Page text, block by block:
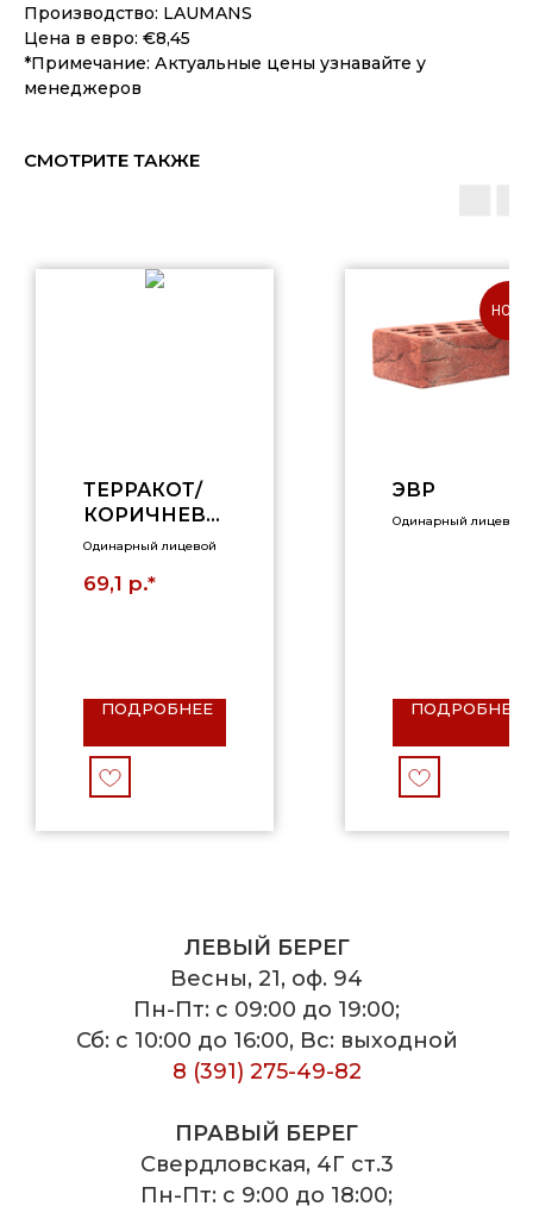
Производство: LAUMANS
Цена в евро: €8,45
*Примечание: Актуальные цены узнавайте у
менеджеров
СМОТРИТЕ ТАКЖЕ
ТЕРРАКОТ/
КОРИЧНЕВЫ
Й, 1НФ,
Одинарный лицевой
69,1 р.*
ПОДРОБНЕЕ
ЭВР
Одинарный лицевой
ПОДРОБНЕЕ
ЛЕВЫЙ БЕРЕГ
Весны, 21, оф. 94
Пн-Пт: с 09:00 до 19:00;
Сб: с 10:00 до 16:00, Вс: выходной
8 (391) 275-49-82
ПРАВЫЙ БЕРЕГ
Свердловская, 4Г ст.3
Пн-Пт: с 9:00 до 18:00;